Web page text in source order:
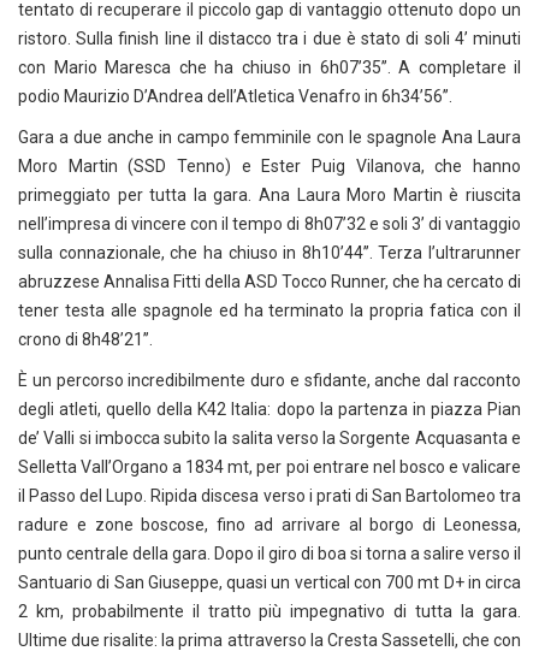
tentato di recuperare il piccolo gap di vantaggio ottenuto dopo un
ristoro. Sulla finish line il distacco tra i due è stato di soli 4’ minuti
con Mario Maresca che ha chiuso in 6h07’35’’. A completare il
podio Maurizio D’Andrea dell’Atletica Venafro in 6h34’56’’.
Gara a due anche in campo femminile con le spagnole Ana Laura
Moro Martin (SSD Tenno) e Ester Puig Vilanova, che hanno
primeggiato per tutta la gara. Ana Laura Moro Martin è riuscita
nell’impresa di vincere con il tempo di 8h07’32 e soli 3’ di vantaggio
sulla connazionale, che ha chiuso in 8h10’44’’. Terza l’ultrarunner
abruzzese Annalisa Fitti della ASD Tocco Runner, che ha cercato di
tener testa alle spagnole ed ha terminato la propria fatica con il
crono di 8h48’21’’.
È un percorso incredibilmente duro e sfidante, anche dal racconto
degli atleti, quello della K42 Italia: dopo la partenza in piazza Pian
de’ Valli si imbocca subito la salita verso la Sorgente Acquasanta e
Selletta Vall’Organo a 1834 mt, per poi entrare nel bosco e valicare
il Passo del Lupo. Ripida discesa verso i prati di San Bartolomeo tra
radure e zone boscose, fino ad arrivare al borgo di Leonessa,
punto centrale della gara. Dopo il giro di boa si torna a salire verso il
Santuario di San Giuseppe, quasi un vertical con 700 mt D+ in circa
2 km, probabilmente il tratto più impegnativo di tutta la gara.
Ultime due risalite: la prima attraverso la Cresta Sassetelli, che con